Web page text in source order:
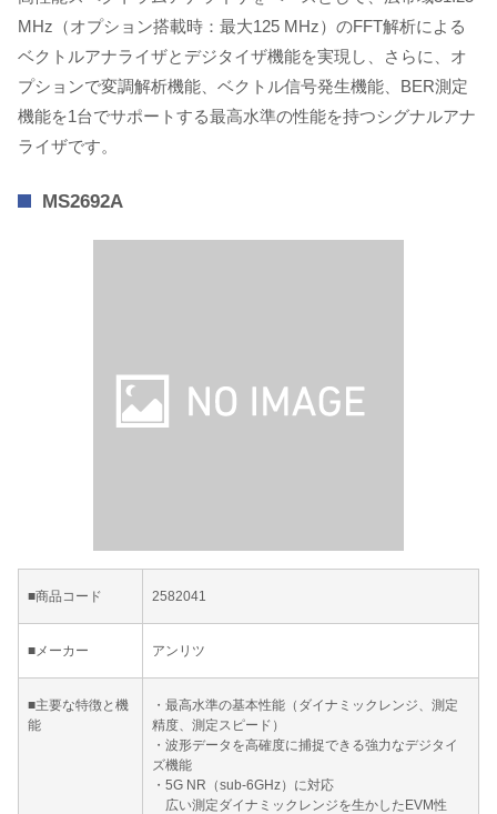
MHz（オプション搭載時：最大125 MHz）のFFT解析による
ベクトルアナライザとデジタイザ機能を実現し、さらに、オ
プションで変調解析機能、ベクトル信号発生機能、BER測定
機能を1台でサポートする最高水準の性能を持つシグナルアナ
ライザです。
MS2692A
■商品コード 2582041
■メーカー アンリツ
■主要な特徴と機
能
・最高水準の基本性能（ダイナミックレンジ、測定
精度、測定スピード）
・波形データを高確度に捕捉できる強力なデジタイ
ズ機能
・5G NR（sub-6GHz）に対応
広い測定ダイナミックレンジを生かしたEVM性